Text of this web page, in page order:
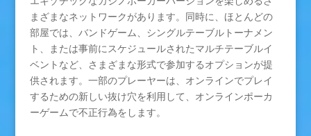
まざまなネットワークがあります。同時に、ほとんどの
部屋では、バンドゲーム、シングルテーブルトーナメン
ト、または事前にスケジュールされたマルチテーブルイ
ベントなど、さまざまな形式で参加するオプションが提
供されます。一部のプレーヤーは、オンラインでプレイ
するための新しい抜け穴を利用して、オンラインポーカ
ーゲームで不正行為をします。